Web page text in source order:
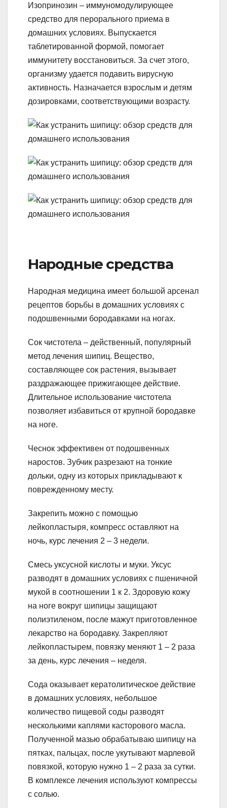
Изопринозин – иммуномодулирующее
средство для перорального приема в
домашних условиях. Выпускается
таблетированной формой, помогает
иммунитету восстановиться. За счет этого,
организму удается подавить вирусную
активность. Назначается взрослым и детям
дозировками, соответствующими возрасту.
Народные средства
Народная медицина имеет большой арсенал
рецептов борьбы в домашних условиях с
подошвенными бородавками на ногах.
Сок чистотела – действенный, популярный
метод лечения шипиц. Вещество,
составляющее сок растения, вызывает
раздражающее прижигающее действие.
Длительное использование чистотела
позволяет избавиться от крупной бородавке
на ноге.
Чеснок эффективен от подошвенных
наростов. Зубчик разрезают на тонкие
дольки, одну из которых прикладывают к
поврежденному месту.
Закрепить можно с помощью
лейкопластыря, компресс оставляют на
ночь, курс лечения 2 – 3 недели.
Смесь уксусной кислоты и муки. Уксус
разводят в домашних условиях с пшеничной
мукой в соотношении 1 к 2. Здоровую кожу
на ноге вокруг шипицы защищают
полиэтиленом, после мажут приготовленное
лекарство на бородавку. Закрепляют
лейкопластырем, повязку меняют 1 – 2 раза
за день, курс лечения – неделя.
Сода оказывает кератолитическое действие
в домашних условиях, небольшое
количество пищевой соды разводят
несколькими каплями касторового масла.
Полученной мазью обрабатываю шипицу на
пятках, пальцах, после укутывают марлевой
повязкой, которую нужно 1 – 2 раза за сутки.
В комплексе лечения используют компрессы
с солью.